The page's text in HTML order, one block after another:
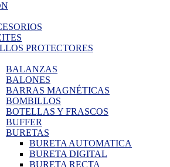
PROTECTORES
BALANZAS
BALONES
BARRAS MAGNÉTICAS
BOMBILLOS
BOTELLAS Y FRASCOS
BUFFER
BURETAS
BURETA AUTOMATICA
BURETA DIGITAL
BURETA RECTA